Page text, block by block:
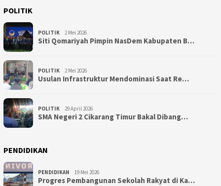
POLITIK
POLITIK 2 Mei 2026
Siti Qomariyah Pimpin NasDem Kabupaten B…
POLITIK 2 Mei 2026
Usulan Infrastruktur Mendominasi Saat Re…
POLITIK 29 April 2026
SMA Negeri 2 Cikarang Timur Bakal Dibang…
PENDIDIKAN
PENDIDIKAN 19 Mei 2026
Progres Pembangunan Sekolah Rakyat di Ka…